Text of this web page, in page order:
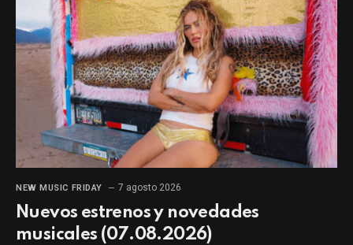
NEW MUSIC FRIDAY 7 agosto 2026
Nuevos estrenos y novedades
musicales (07.08.2026)